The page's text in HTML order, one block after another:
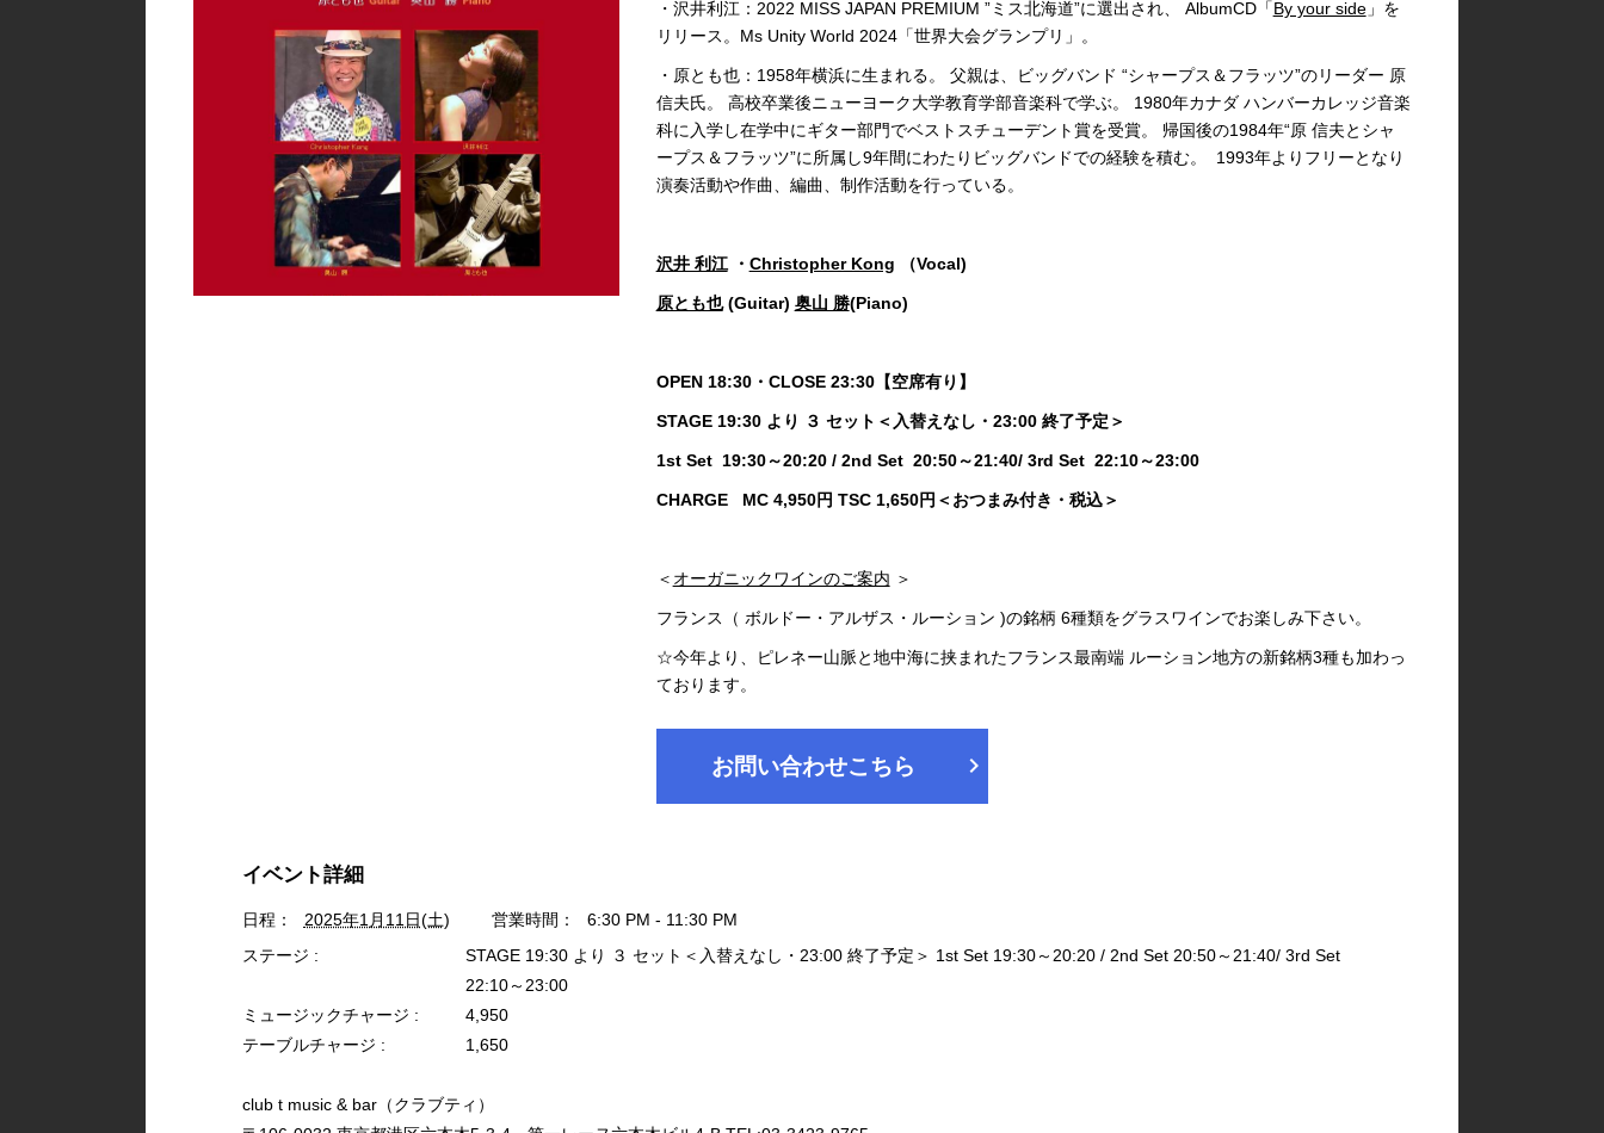
・沢井利江：2022 MISS JAPAN PREMIUM ”ミス北海道”に選出され、 AlbumCD「By your side」を
リリース。Ms Unity World 2024「世界大会グランプリ」。
・原とも也：1958年横浜に生まれる。 父親は、ビッグバンド “シャープス＆フラッツ”のリーダー 原
信夫氏。 高校卒業後ニューヨーク大学教育学部音楽科で学ぶ。 1980年カナダ ハンバーカレッジ音楽
科に入学し在学中にギター部門でベストスチューデント賞を受賞。 帰国後の1984年“原 信夫とシャ
ープス＆フラッツ”に所属し9年間にわたりビッグバンドでの経験を積む。 1993年よりフリーとなり
演奏活動や作曲、編曲、制作活動を行っている。
沢井 利江・ Christopher Kong （Vocal)
原とも也(Guitar) 奥山 勝(Piano)
OPEN 18:30・CLOSE 23:30【空席有り】
STAGE 19:30 より ３ セット＜入替えなし・23:00 終了予定＞
1st Set 19:30～20:20 / 2nd Set 20:50～21:40/ 3rd Set 22:10～23:00
CHARGE MC 4,950円 TSC 1,650円＜おつまみ付き・税込＞
＜ オーガニックワインのご案内 ＞
フランス（ ボルドー・アルザス・ルーション )の銘柄 6種類をグラスワインでお楽しみ下さい。
☆今年より、ピレネー山脈と地中海に挟まれたフランス最南端 ルーション地方の新銘柄3種も加わっ
ております。
お問い合わせこちら chevron_right
イベント詳細
日程： 2025年1月11日(土) 営業時間：
6:30 PM - 11:30 PM
ステージ :
STAGE 19:30 より ３ セット＜入替えなし・23:00 終了予定＞ 1st Set 19:30～20:20 / 2nd Set 20:50～21:40/ 3rd Set
22:10～23:00
ミュージックチャージ :
4,950
テーブルチャージ :
1,650
club t music & bar（クラブティ）